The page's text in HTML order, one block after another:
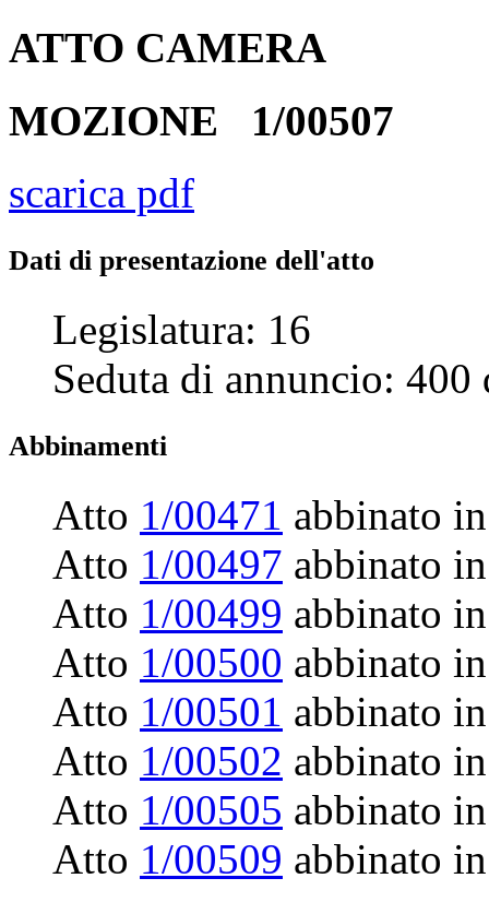
ATTO CAMERA
MOZIONE 1/00507
scarica pdf
Dati di presentazione dell'atto
Legislatura: 16
Seduta di annuncio: 400
Abbinamenti
Atto 1/00471 abbinato
Atto 1/00497 abbinato
Atto 1/00499 abbinato
Atto 1/00500 abbinato
Atto 1/00501 abbinato
Atto 1/00502 abbinato
Atto 1/00505 abbinato
Atto 1/00509 abbinato